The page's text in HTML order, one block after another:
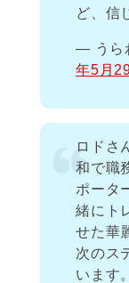
ど、信
— うら
年5月
ロドさ
和で職
ポータ
緒にト
せた華
次のス
います